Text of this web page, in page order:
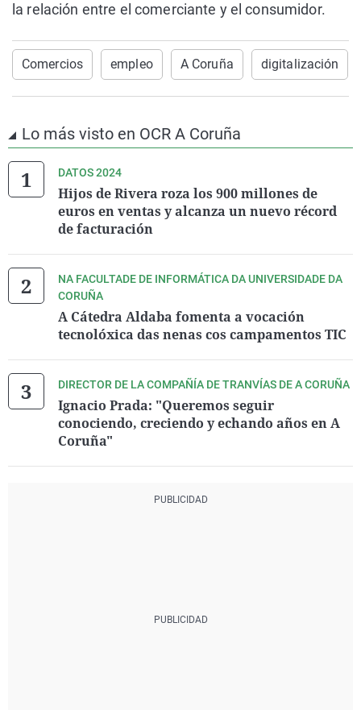
la relación entre el comerciante y el consumidor.
Comercios empleo A Coruña digitalización
Lo más visto en OCR A Coruña
DATOS 2024
Hijos de Rivera roza los 900 millones de
euros en ventas y alcanza un nuevo récord
de facturación
NA FACULTADE DE INFORMÁTICA DA UNIVERSIDADE DA
CORUÑA
A Cátedra Aldaba fomenta a vocación
tecnolóxica das nenas cos campamentos TIC
DIRECTOR DE LA COMPAÑÍA DE TRANVÍAS DE A CORUÑA
Ignacio Prada: "Queremos seguir
conociendo, creciendo y echando años en A
Coruña"